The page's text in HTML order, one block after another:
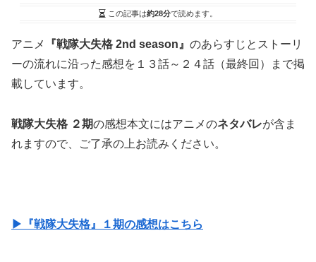
この記事は約28分で読めます。
アニメ 『戦隊大失格 2nd season』 のあらすじとストーリ
ーの流れに沿った感想を１３話～２４話（最終回）まで掲
載しています。
戦隊大失格 ２期の感想本文にはアニメのネタバレが含ま
れますので、ご了承の上お読みください。
▶『戦隊大失格』１期の感想はこちら